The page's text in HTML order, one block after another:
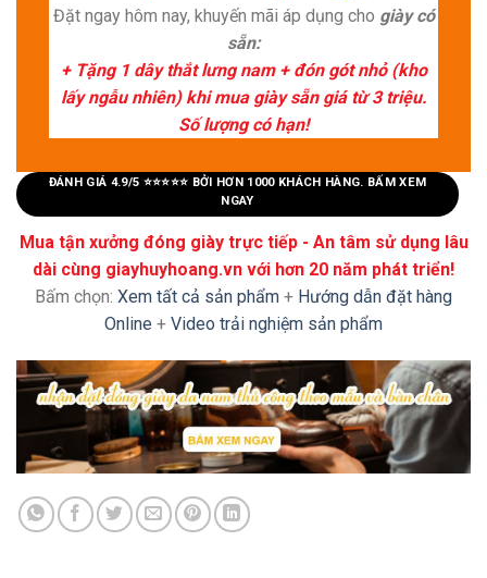
Đặt ngay hôm nay, khuyến mãi áp dụng cho giày có
sẵn:
+ Tặng 1 dây thắt lưng nam + đón gót nhỏ (kho
lấy ngẫu nhiên) khi mua giày sẵn giá từ 3 triệu.
Số lượng có hạn!
ĐÁNH GIÁ 4.9/5 ⭐⭐⭐⭐⭐ BỞI HƠN 1000 KHÁCH HÀNG. BẤM XEM
NGAY
Mua tận xưởng đóng giày trực tiếp - An tâm sử dụng lâu
dài cùng giayhuyhoang.vn với hơn 20 năm phát triển!
Bấm chọn: Xem tất cả sản phẩm + Hướng dẫn đặt hàng
Online + Video trải nghiệm sản phẩm